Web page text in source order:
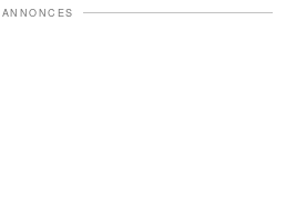
ANNONCES